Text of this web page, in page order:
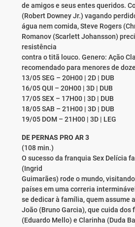
de amigos e seus entes queridos.
(Robert Downey Jr.) vagando
água nem comida, Steve Rogers
Romanov (Scarlett Johansson)
resistência
contra o titã louco. Genero: Ação
recomendado para menores de
13/05 SEG – 20H00 | 2D | DUB
16/05 QUI – 20H00 | 3D | DUB
17/05 SEX – 17H00 | 3D | DUB
18/05 SAB – 21H00 | 3D | DUB
19/05 DOM – 21H00 | 3D | LEG
DE PERNAS PRO AR 3
(108 min.)
O sucesso da franquia Sex Delícia
(Ingrid
Guimarães) rode o mundo,
países em uma correria
se dedicar à família, quem assume
João (Bruno Garcia), que cuida dos
(Eduardo Mello) e Clarinha (Duda